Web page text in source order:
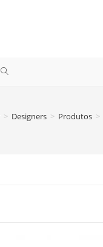
ALTERNAR
> Designers > Produtos >